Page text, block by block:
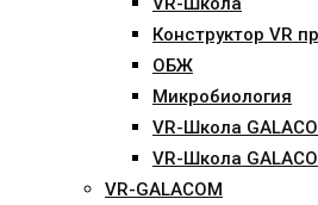
Конструктор VR
ОБЖ
Микробиология
VR-Школа
VR-Школа
VR-GALACOM